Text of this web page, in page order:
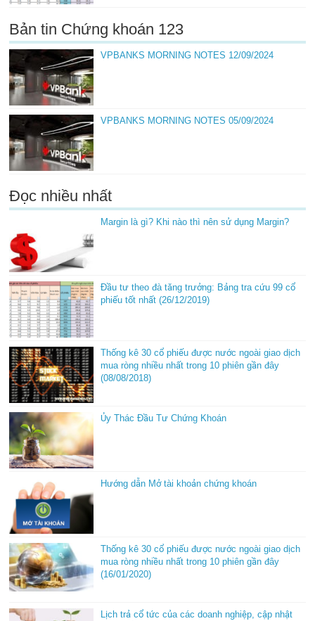
Bản tin Chứng khoán 123
VPBANKS MORNING NOTES 12/09/2024
VPBANKS MORNING NOTES 05/09/2024
Đọc nhiều nhất
Margin là gì? Khi nào thì nên sử dụng Margin?
Đầu tư theo đà tăng trưởng: Bảng tra cứu 99 cổ
phiếu tốt nhất (26/12/2019)
Thống kê 30 cổ phiếu được nước ngoài giao dịch
mua ròng nhiều nhất trong 10 phiên gần đây
(08/08/2018)
Ủy Thác Đầu Tư Chứng Khoán
Hướng dẫn Mở tài khoản chứng khoán
Thống kê 30 cổ phiếu được nước ngoài giao dịch
mua ròng nhiều nhất trong 10 phiên gần đây
(16/01/2020)
Lịch trả cổ tức của các doanh nghiệp, cập nhật